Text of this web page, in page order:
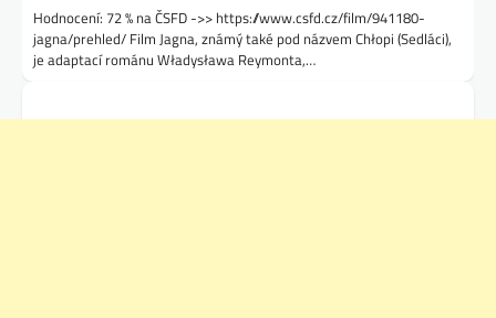
Hodnocení: 72 % na ČSFD ->> https://www.csfd.cz/film/941180-
jagna/prehled/ Film Jagna, známý také pod názvem Chłopi (Sedláci),
je adaptací románu Władysława Reymonta,…